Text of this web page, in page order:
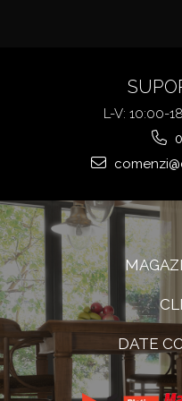
L-V: 10:00-
DATE